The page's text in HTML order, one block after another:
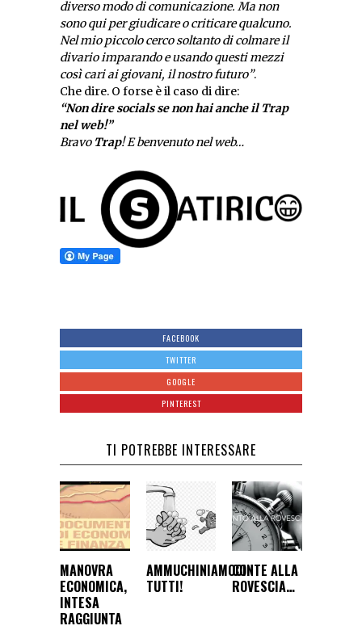
diverso modo di comunicazione. Ma non
sono qui per giudicare o criticare qualcuno.
Nel mio piccolo cerco soltanto di colmare il
divario imparando e usando questi mezzi
così cari ai giovani, il nostro futuro”.
Che dire. O forse è il caso di dire:
“Non dire socials se non hai anche il Trap
nel web!”
Bravo Trap! E benvenuto nel web…
FACEBOOK
TWITTER
GOOGLE
PINTEREST
TI POTREBBE INTERESSARE
MANOVRA
ECONOMICA,
INTESA
RAGGIUNTA
AMMUCHINIAMOCI
TUTTI!
CONTE ALLA
ROVESCIA…